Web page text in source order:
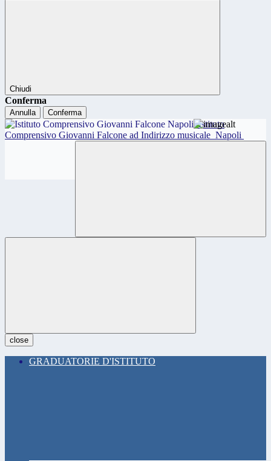
Chiudi
Conferma
Annulla Conferma
Istituto
Comprensivo Giovanni Falcone ad Indirizzo musicale Napoli
close
GRADUATORIE D'ISTITUTO